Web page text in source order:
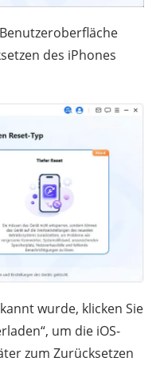
des iPhones
wurde, klicken Sie
um die iOS-
zum Zurücksetzen